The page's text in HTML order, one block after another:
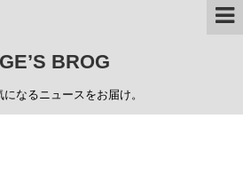
BROG
なるニュースをお届け。